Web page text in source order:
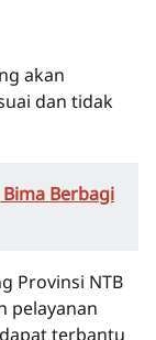
akan
dan tidak
Berbagi
Provinsi NTB
pelayanan
terbantu